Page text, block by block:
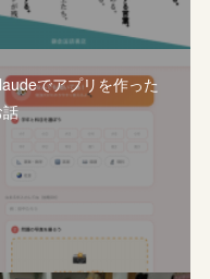
でアプリを作った
話